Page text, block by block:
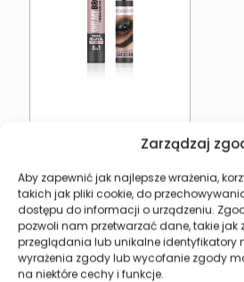
Zarządzaj
Aby zapewnić jak najlepsze wrażenia,
takich jak pliki cookie, do
dostępu do informacji o urządzeniu.
pozwoli nam przetwarzać dane, takie
przeglądania lub unikalne identyfikatory
wyrażenia zgody lub wycofanie zgody
na niektóre cechy i funkcje.
stylizacji brwi REVERS
12,99zł
Dodaj do koszyka